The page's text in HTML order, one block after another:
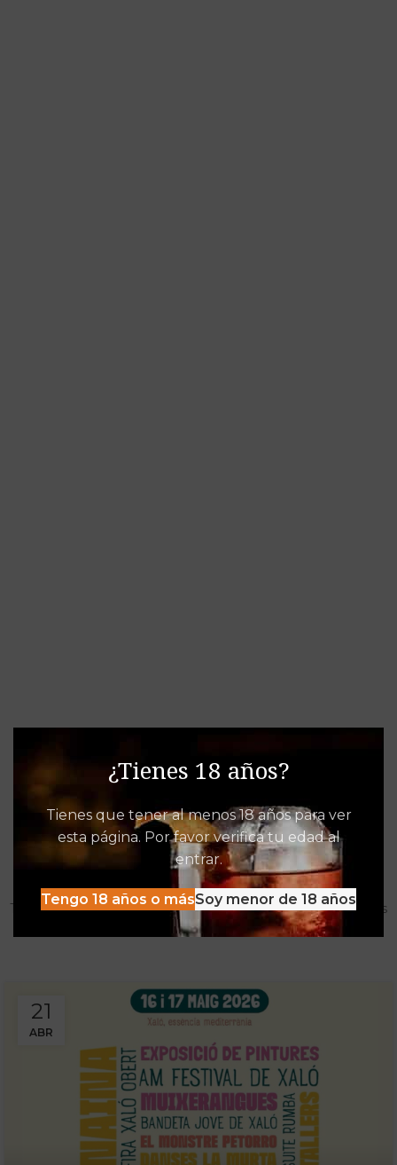
¿Tienes 18 años?
Tienes que tener al menos 18 años para ver
esta página. Por favor verifica tu edad al
entrar.
Tengo 18 años o másSoy menor de 18 años
Destacados de Vinalia
Mucho más que una Vinoteca
Tenemos las experiencias, descuentos y detacados pensados
para disfrutar al máximo de la oferta Vinalia
21
ABR